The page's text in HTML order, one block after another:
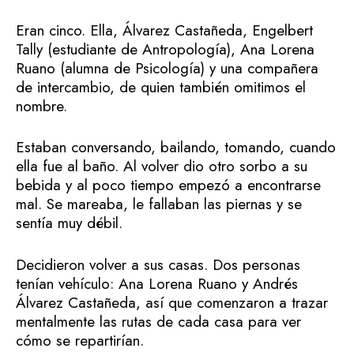
Eran cinco. Ella, Álvarez Castañeda, Engelbert
Tally (estudiante de Antropología), Ana Lorena
Ruano (alumna de Psicología) y una compañera
de intercambio, de quien también omitimos el
nombre.
Estaban conversando, bailando, tomando, cuando
ella fue al baño. Al volver dio otro sorbo a su
bebida y al poco tiempo empezó a encontrarse
mal. Se mareaba, le fallaban las piernas y se
sentía muy débil.
Decidieron volver a sus casas. Dos personas
tenían vehículo: Ana Lorena Ruano y Andrés
Álvarez Castañeda, así que comenzaron a trazar
mentalmente las rutas de cada casa para ver
cómo se repartirían.